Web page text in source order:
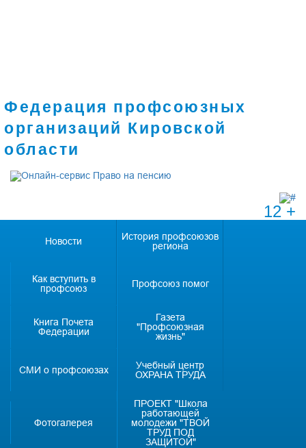
Федерация профсоюзных
организаций Кировской
области
12 +
Новости
История профсоюзов
региона
Как вступить в
профсоюз
Профсоюз помог
Книга Почета
Федерации
Газета
"Профсоюзная
жизнь"
СМИ о профсоюзах
Учебный центр
ОХРАНА ТРУДА
Фотогалерея
ПРОЕКТ "Школа
работающей
молодежи "ТВОЙ
ТРУД ПОД
ЗАЩИТОЙ"